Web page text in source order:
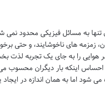
به مسائل فیزیکی محدود نمی
زمزمه های ناخوشایند، و حتی
هوایی را به جای یک تجربه لذت
احساس اینکه بار دیگران محسوب
شود اما به همان اندازه در